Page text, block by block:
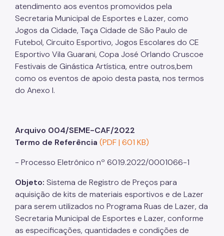
atendimento aos eventos promovidos pela
Secretaria Municipal de Esportes e Lazer, como
Jogos da Cidade, Taça Cidade de São Paulo de
Futebol, Circuito Esportivo, Jogos Escolares do CE
Esportivo Vila Guarani, Copa José Orlando Cruscoe
Festivais de Ginástica Artística, entre outros,bem
como os eventos de apoio desta pasta, nos termos
do Anexo I.
Arquivo 004/SEME-CAF/2022
Termo de Referência (PDF | 601 KB)
- Processo Eletrônico nº 6019.2022/0001066-1
Objeto: Sistema de Registro de Preços para
aquisição de kits de materiais esportivos e de Lazer
para serem utilizados no Programa Ruas de Lazer, da
Secretaria Municipal de Esportes e Lazer, conforme
as especificações, quantidades e condições de